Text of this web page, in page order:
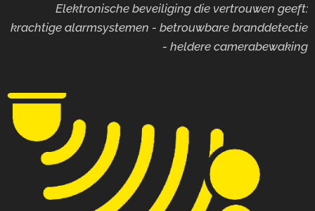
Elektronische beveiliging die vertrouwen geeft:
krachtige alarmsystemen - betrouwbare branddetectie
- heldere camerabewaking